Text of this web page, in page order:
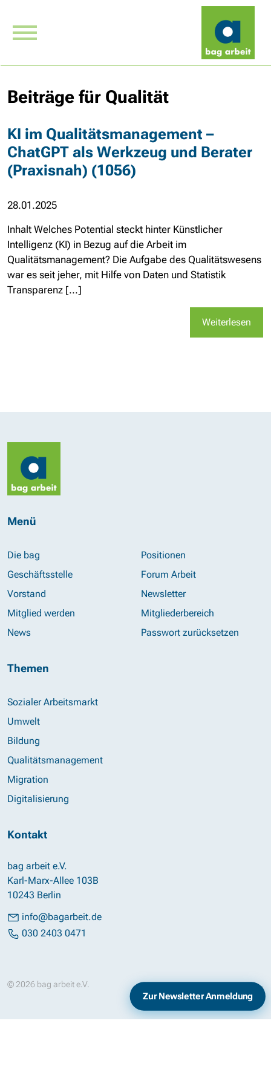
Beiträge für Qualität
KI im Qualitätsmanagement –
ChatGPT als Werkzeug und Berater
(Praxisnah) (1056)
28.01.2025
Inhalt Welches Potential steckt hinter Künstlicher
Intelligenz (KI) in Bezug auf die Arbeit im
Qualitätsmanagement? Die Aufgabe des Qualitätswesens
war es seit jeher, mit Hilfe von Daten und Statistik
Transparenz [...]
Weiterlesen
Menü
Die bag
Geschäftsstelle
Vorstand
Mitglied werden
News
Positionen
Forum Arbeit
Newsletter
Mitgliederbereich
Passwort zurücksetzen
Themen
Sozialer Arbeitsmarkt
Umwelt
Bildung
Qualitätsmanagement
Migration
Digitalisierung
Kontakt
bag arbeit e.V.
Karl-Marx-Allee 103B
10243 Berlin
info@bagarbeit.de
030 2403 0471
© 2026 bag arbeit e.V. Datenschutz
Zur Newsletter Anmeldung